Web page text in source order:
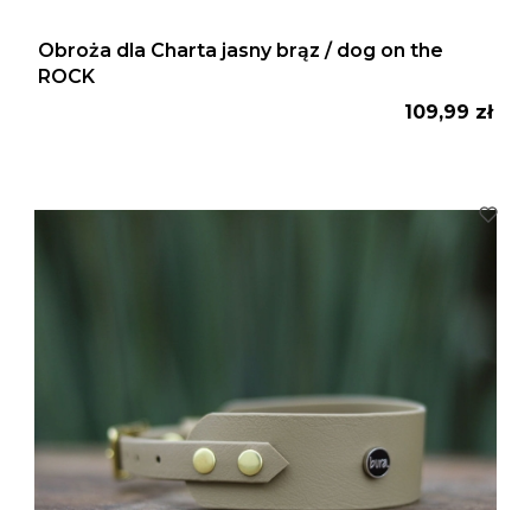
Obroża dla Charta jasny brąz / dog on the
ROCK
Cena
109,99 zł